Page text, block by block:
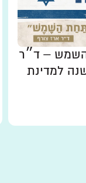
– ד״ר
צורף | 75 שנה למדינת